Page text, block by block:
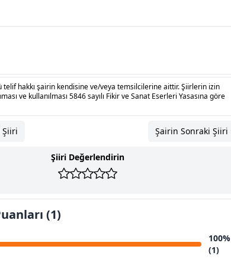
hakkı şairin kendisine ve/veya temsilcilerine aittir. Şiirlerin izin
ve kullanılması 5846 sayılı Fikir ve Sanat Eserleri Yasasına göre
Şiiri Şairin Sonraki Şiiri
Şiiri Değerlendirin
(1)
100%
(1)